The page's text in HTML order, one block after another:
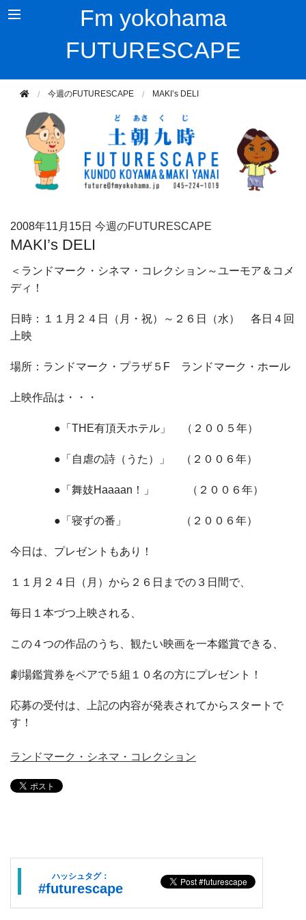
Fm yokohama
FUTURESCAPE
今週のFUTURESCAPE MAKI’s DELI
2008年11月15日 今週のFUTURESCAPE
MAKI’s DELI
＜ランドマーク・シネマ・コレクション～ユーモア＆コメ
ディ！
日時：１１月２４日（月・祝）～２６日（水） 各日４回
上映
場所：ランドマーク・プラザ５F ランドマーク・ホール
上映作品は・・・
●「THE有頂天ホテル」 （２００５年）
●「自虐の詩（うた）」 （２００６年）
●「舞妓Haaaan！」 （２００６年）
●「寝ずの番」 （２００６年）
今日は、プレゼントもあり！
１１月２４日（月）から２６日までの３日間で、
毎日１本づつ上映される、
この４つの作品のうち、観たい映画を一本鑑賞できる、
劇場鑑賞券をペアで５組１０名の方にプレゼント！
応募の受付は、上記の内容が発表されてからスタートで
す！
ランドマーク・シネマ・コレクション
ハッシュタグ：
#futurescape